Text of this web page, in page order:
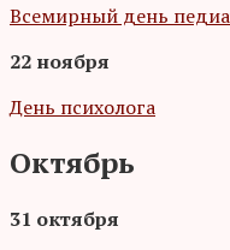
Всемирный день
22 ноября
День психолога
Октябрь
31 октября